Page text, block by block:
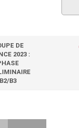
DE
2023 :
B2/B3